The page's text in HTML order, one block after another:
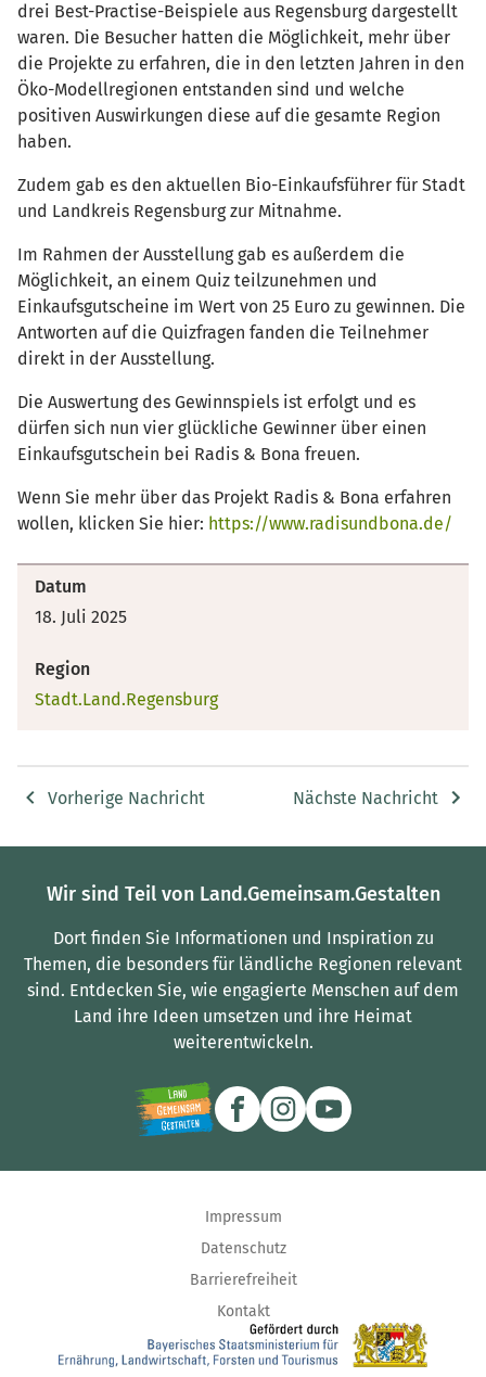
drei Best-Practise-Beispiele aus Regensburg dargestellt
waren. Die Besucher hatten die Möglichkeit, mehr über
die Projekte zu erfahren, die in den letzten Jahren in den
Öko-Modellregionen entstanden sind und welche
positiven Auswirkungen diese auf die gesamte Region
haben.
Zudem gab es den aktuellen Bio-Einkaufsführer für Stadt
und Landkreis Regensburg zur Mitnahme.
Im Rahmen der Ausstellung gab es außerdem die
Möglichkeit, an einem Quiz teilzunehmen und
Einkaufsgutscheine im Wert von 25 Euro zu gewinnen. Die
Antworten auf die Quizfragen fanden die Teilnehmer
direkt in der Ausstellung.
Die Auswertung des Gewinnspiels ist erfolgt und es
dürfen sich nun vier glückliche Gewinner über einen
Einkaufsgutschein bei Radis & Bona freuen.
Wenn Sie mehr über das Projekt Radis & Bona erfahren
wollen, klicken Sie hier: https://www.radisundbona.de/
Datum
18. Juli 2025
Region
Stadt.Land.Regensburg
Vorherige Nachricht Nächste Nachricht
Wir sind Teil von Land.Gemeinsam.Gestalten
Dort finden Sie Informationen und Inspiration zu
Themen, die besonders für ländliche Regionen relevant
sind. Entdecken Sie, wie engagierte Menschen auf dem
Land ihre Ideen umsetzen und ihre Heimat
weiterentwickeln.
Impressum
Datenschutz
Barrierefreiheit
Kontakt